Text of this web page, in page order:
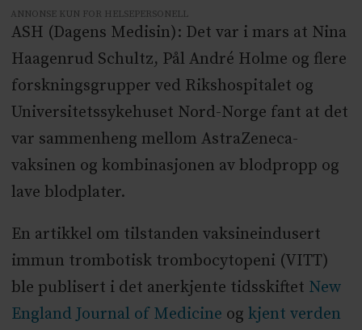
ANNONSE KUN FOR HELSEPERSONELL
ASH (Dagens Medisin): Det var i mars at Nina
Haagenrud Schultz, Pål André Holme og flere
forskningsgrupper ved Rikshospitalet og
Universitetssykehuset Nord-Norge fant at det
var sammenheng mellom AstraZeneca-
vaksinen og kombinasjonen av blodpropp og
lave blodplater.
En artikkel om tilstanden vaksineindusert
immun trombotisk trombocytopeni (VITT)
ble publisert i det anerkjente tidsskiftet New
England Journal of Medicine og kjent verden